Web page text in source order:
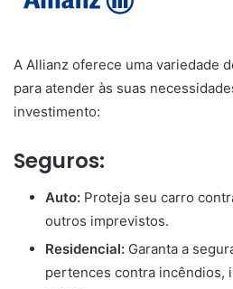
A Allianz oferece uma variedade
para atender às suas
investimento:
Seguros:
Auto: Proteja seu carro
outros imprevistos.
Residencial: Garanta a
pertences contra incêndios,